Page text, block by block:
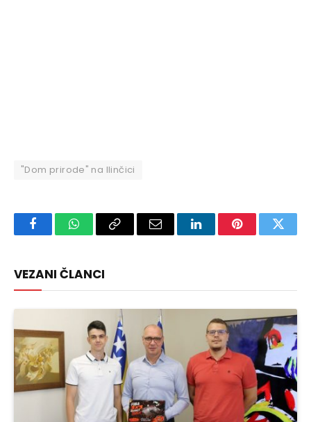
"Dom prirode" na Ilinčici
FacebookWhatsAppCopy
Email LinkedInPinterest
VEZANI ČLANCI